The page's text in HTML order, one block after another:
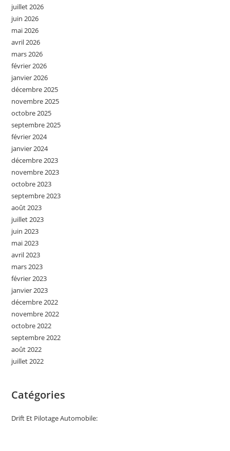
juillet 2026
juin 2026
mai 2026
avril 2026
mars 2026
février 2026
janvier 2026
décembre 2025
novembre 2025
octobre 2025
septembre 2025
février 2024
janvier 2024
décembre 2023
novembre 2023
octobre 2023
septembre 2023
août 2023
juillet 2023
juin 2023
mai 2023
avril 2023
mars 2023
février 2023
janvier 2023
décembre 2022
novembre 2022
octobre 2022
septembre 2022
août 2022
juillet 2022
Catégories
Drift Et Pilotage Automobile: